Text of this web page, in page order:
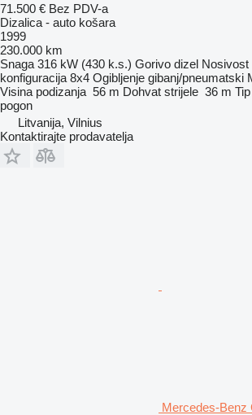
71.500 € Bez PDV-a
Dizalica - auto košara
1999
230.000 km
Snaga 316 kW (430 k.s.) Gorivo dizel Nosivost
konfiguracija 8x4 Ogibljenje gibanj/pneumatski
Visina podizanja 56 m Dohvat strijele 36 m
pogon
Litvanija, Vilnius
Kontaktirajte prodavatelja
Mercedes-Benz